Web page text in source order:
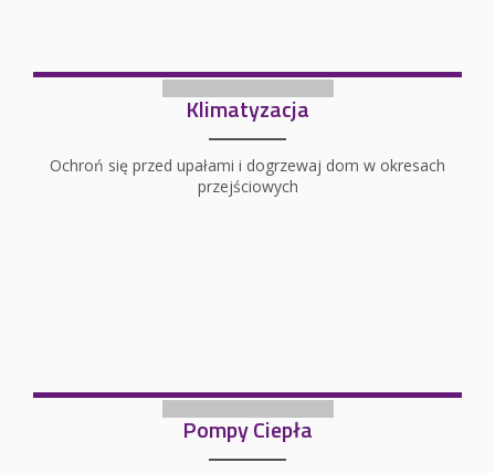
Klimatyzacja
Ochroń się przed upałami i dogrzewaj dom w okresach
przejściowych
Pompy Ciepła